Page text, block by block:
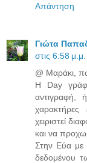
Απάντηση
Γιώτα
στις 6:58 μ.μ.
@ Μαράκι,
Η Day
χειριστεί
και να
Στην Εύα με
δεδομένου